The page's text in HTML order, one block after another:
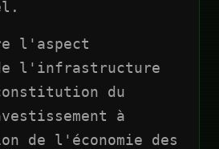
l'aspect
de l'infrastructure
du
à
de l'économie des